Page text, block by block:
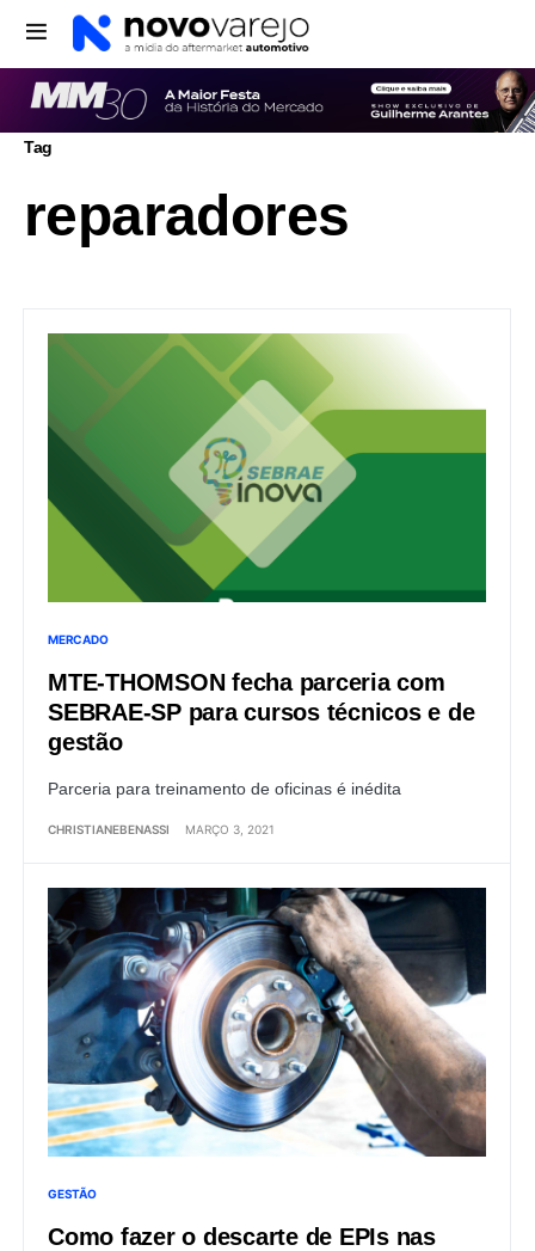
Tag
reparadores
MERCADO
MTE-THOMSON fecha parceria com
SEBRAE-SP para cursos técnicos e de
gestão
Parceria para treinamento de oficinas é inédita
CHRISTIANEBENASSI MARÇO 3, 2021
GESTÃO
Como fazer o descarte de EPIs nas